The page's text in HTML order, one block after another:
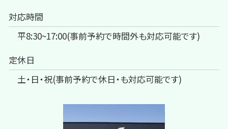
対応時間
平8:30~17:00(事前予約で時間外も対応可能です)
定休日
土・日・祝(事前予約で休日・も対応可能です)